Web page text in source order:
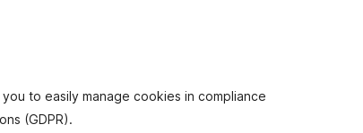
to easily manage cookies in compliance
(GDPR).